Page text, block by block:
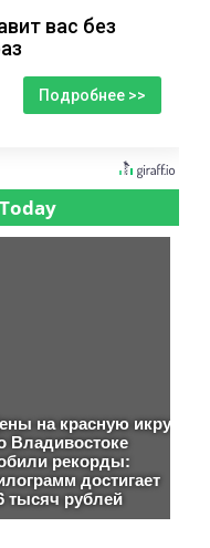
вас без
Подробнее >>